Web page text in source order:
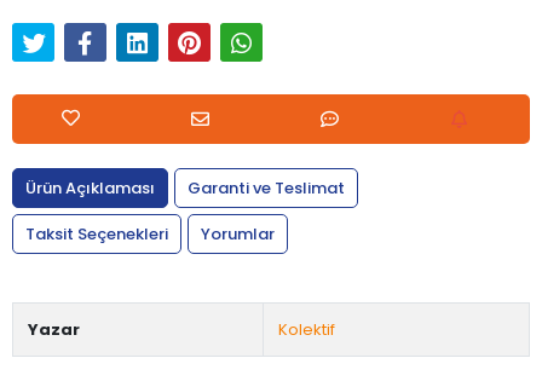
Ürün Açıklaması
Garanti ve Teslimat
Taksit Seçenekleri
Yorumlar
Yazar Kolektif